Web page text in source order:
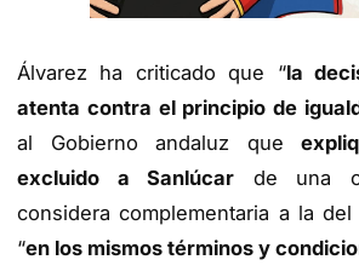
Álvarez ha criticado que “la
atenta contra el principio de
al Gobierno andaluz que
excluido a Sanlúcar de una
considera complementaria a la
“en los mismos términos y